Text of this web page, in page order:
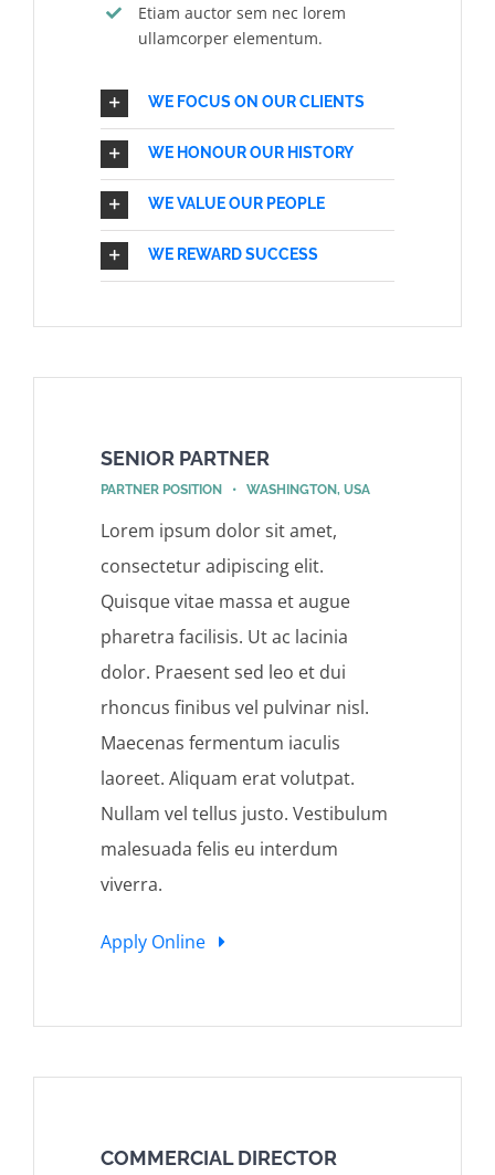
Etiam auctor sem nec lorem
ullamcorper elementum.
WE FOCUS ON OUR CLIENTS
WE HONOUR OUR HISTORY
WE VALUE OUR PEOPLE
WE REWARD SUCCESS
SENIOR PARTNER
PARTNER POSITION • WASHINGTON, USA
Lorem ipsum dolor sit amet,
consectetur adipiscing elit.
Quisque vitae massa et augue
pharetra facilisis. Ut ac lacinia
dolor. Praesent sed leo et dui
rhoncus finibus vel pulvinar nisl.
Maecenas fermentum iaculis
laoreet. Aliquam erat volutpat.
Nullam vel tellus justo. Vestibulum
malesuada felis eu interdum
viverra.
Apply Online
COMMERCIAL DIRECTOR